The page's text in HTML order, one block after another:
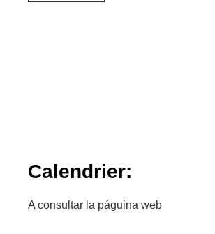
Calendrier:
A consultar la páguina web